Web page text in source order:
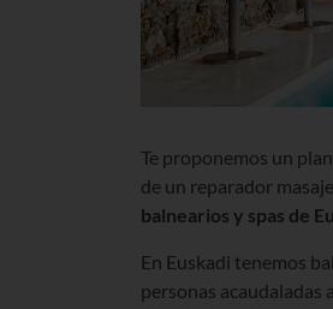
Te proponemos un
de un reparador
balnearios y spas de
En Euskadi tenemos
personas acaudaladas